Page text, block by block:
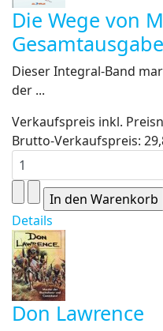
Die Wege von
Dieser Integral-Band
der ...
Verkaufspreis inkl.
Brutto-Verkaufspreis:
Details
Don Lawrence